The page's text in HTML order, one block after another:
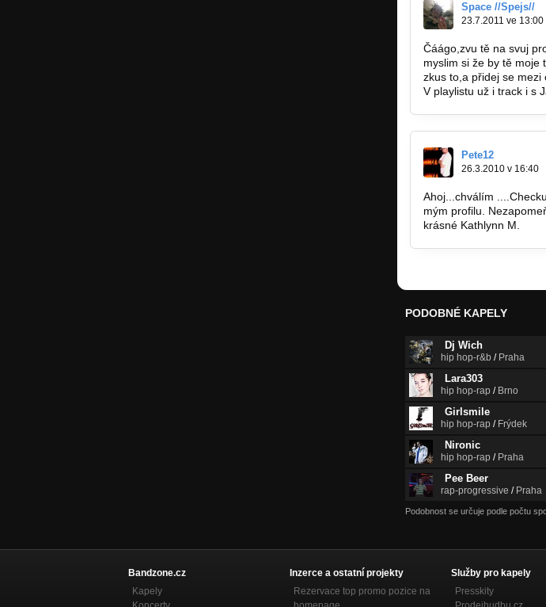
Space //Spejs//
23.7.2011 ve 13:00
Čáágo,zvu tě na svuj
myslim si že by tě moje
zkus to,a přidej se
V playlistu už i track i s
Pete12
26.3.2010 v 16:40
Ahoj...chválím
mým profilu.
krásné Kathlynn M.
PODOBNÉ KAPELY
Dj Wich
hip hop-r&b / Praha
Lara303
hip hop-rap / Brno
Girlsmile
hip hop-rap / Frýdek
Nironic
hip hop-rap / Praha
Pee Beer
rap-progressive / Praha
Podobnost se určuje podle počtu
Bandzone.cz
Kapely
Inzerce a ostatní projekty
Rezervace top promo pozice na
Služby pro kapely
Presskity